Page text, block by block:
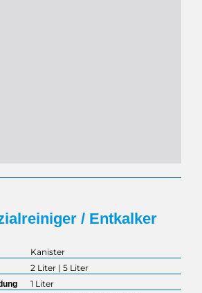
/ Entkalker
Kanister
2 Liter | 5 Liter
1 Liter